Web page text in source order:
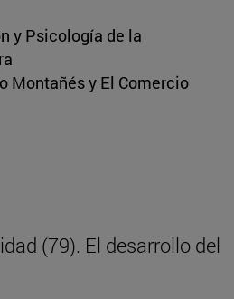
y Psicología de la
Montañés y El Comercio
(79). El desarrollo del